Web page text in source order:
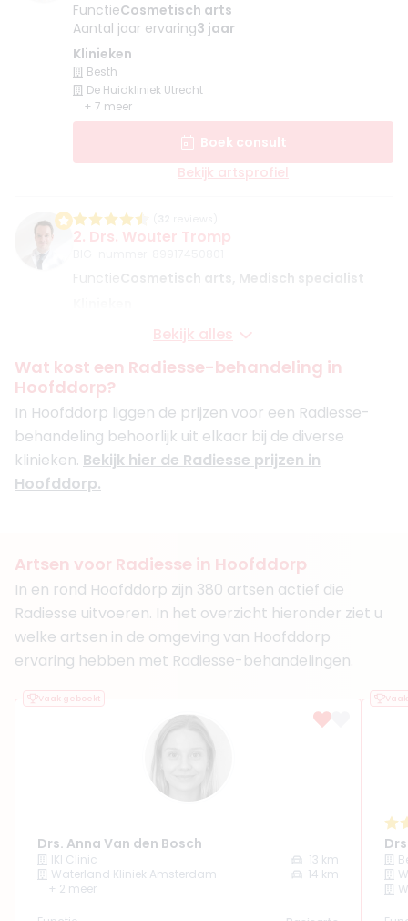
FunctieCosmetisch arts
Aantal jaar ervaring3 jaar
Klinieken
Besth
De Huidkliniek Utrecht
+ 7 meer
Boek consult
Bekijk artsprofiel
2. Drs. Wouter Tromp
Functie Cosmetisch arts, Medisch specialist
De Gezichtskliniek - Utrecht
Bekijk artsprofiel
(35reviews)
3. Drs. Nicolette Vermeulen
Klinieken
Ageworth Amsterdam Oud Zuid
Nationaal Huidcentrum
Boek consult
(31 reviews)
Cosmetisch arts, Arts
Klinieken
Balance in Beauty
Dream Clinics Hoofddorp
+ 4 meer
Bekijk alles
Wat kost een Radiesse-behandeling in
Hoofddorp?
In Hoofddorp liggen de prijzen voor een Radiesse-
behandeling behoorlijk uit elkaar bij de diverse
klinieken. Bekijk hier de Radiesse prijzen in
Hoofddorp.
Artsen voor Radiesse in Hoofddorp
In en rond Hoofddorp zijn 380 artsen actief die
Radiesse uitvoeren. In het overzicht hieronder ziet u
welke artsen in de omgeving van Hoofddorp
ervaring hebben met Radiesse-behandelingen.
Vaak geboekt
Drs. Anna Van den Bosch
IKI Clinic
13 km
Waterland Kliniek Amsterdam
14 km
+ 2 meer